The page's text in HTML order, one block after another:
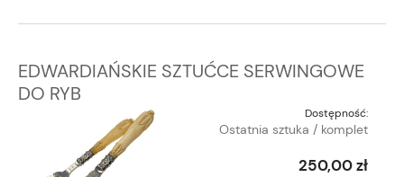
EDWARDIAŃSKIE SZTUĆCE SERWINGOWE
DO RYB
Dostępność:
Ostatnia sztuka / komplet
250,00 zł